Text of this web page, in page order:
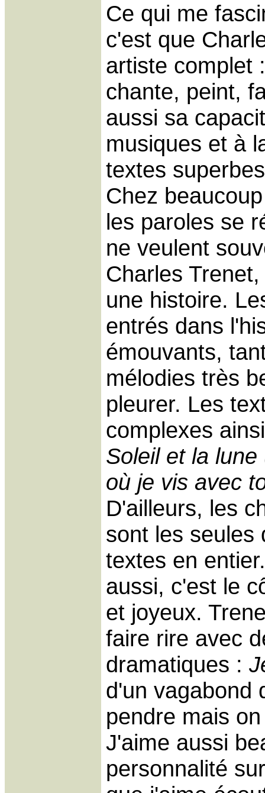
Ce qui me
c'est que
artiste complet
chante, peint,
aussi sa
musiques et à
textes
Chez
les paroles se
ne veulent
Charles
une histoire.
entrés dans
émouvants,
mélodies très
pleurer. Les
complexes
Soleil et la
où je vis avec
D'ailleurs, les
sont les seules
textes en
aussi, c'est le
et joyeux.
faire rire avec
dramatiques :
d'un vagabond
pendre mais
J'aime aussi
personnalité